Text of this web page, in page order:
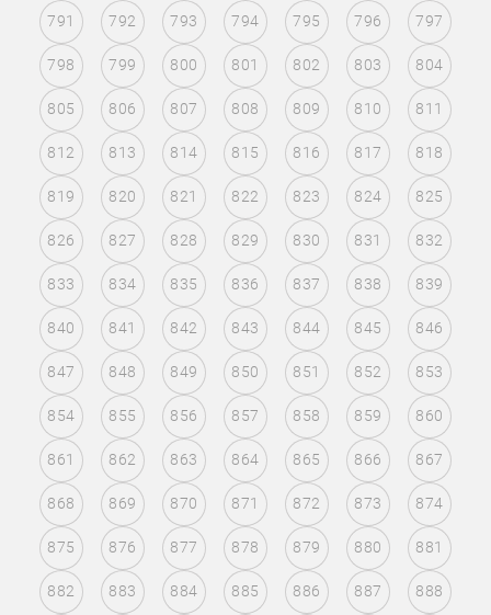
791 792 793 794 795 796 797
798 799 800 801 802 803 804
805 806 807 808 809 810 811
812 813 814 815 816 817 818
819 820 821 822 823 824 825
826 827 828 829 830 831 832
833 834 835 836 837 838 839
840 841 842 843 844 845 846
847 848 849 850 851 852 853
854 855 856 857 858 859 860
861 862 863 864 865 866 867
868 869 870 871 872 873 874
875 876 877 878 879 880 881
882 883 884 885 886 887 888